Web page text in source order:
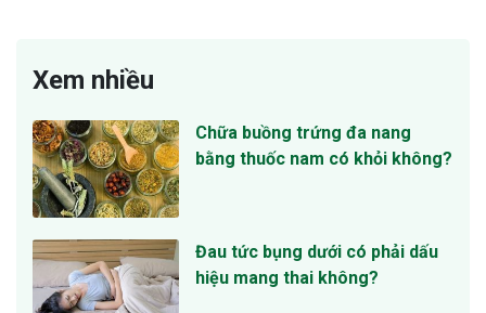
Xem nhiều
Chữa buồng trứng đa nang
bằng thuốc nam có khỏi không?
Đau tức bụng dưới có phải dấu
hiệu mang thai không?